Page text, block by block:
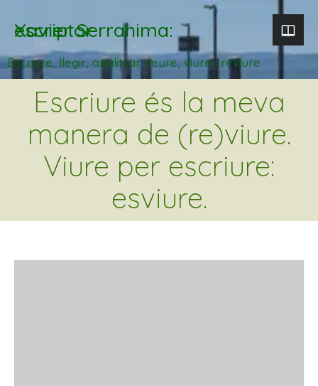
Xavier Serrahima: escriptor
Escriure, llegir, analitzar. veure, viure i reviure
Escriure és la meva
manera de (re)viure.
Viure per escriure:
esviure.